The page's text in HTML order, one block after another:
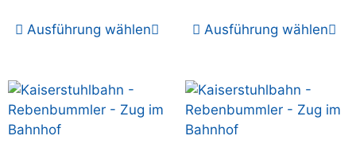
Ausführung wählen Ausführung wählen